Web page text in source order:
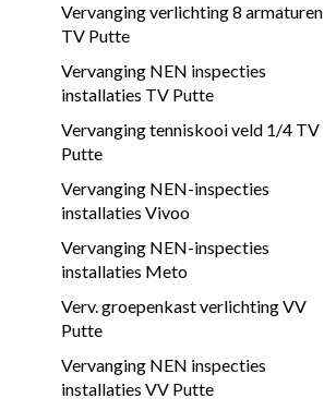
Vervanging verlichting 8 armaturen
TV Putte
Vervanging NEN inspecties
installaties TV Putte
Vervanging tenniskooi veld 1/4 TV
Putte
Vervanging NEN-inspecties
installaties Vivoo
Vervanging NEN-inspecties
installaties Meto
Verv. groepenkast verlichting VV
Putte
Vervanging NEN inspecties
installaties VV Putte